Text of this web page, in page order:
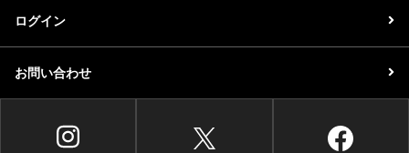
ログイン
お問い合わせ